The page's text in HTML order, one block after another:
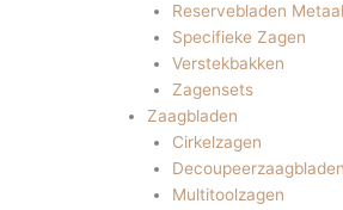
Reservebladen
Specifieke Zagen
Verstekbakken
Zagensets
Zaagbladen
Cirkelzagen
Decoupeerzaagbladen
Multitoolzagen